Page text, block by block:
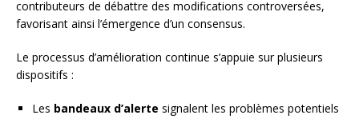
contributeurs de débattre des modifications controversées,
favorisant ainsi l’émergence d’un consensus.
Le processus d’amélioration continue s’appuie sur plusieurs
dispositifs :
Les bandeaux d’alerte signalent les problèmes potentiels